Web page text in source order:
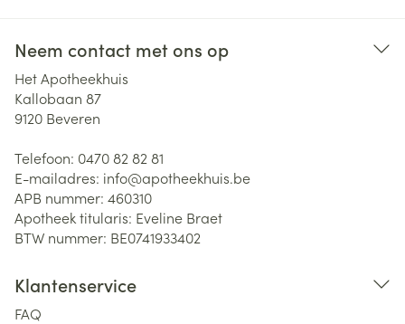
Neem contact met ons op
Het Apotheekhuis
Kallobaan 87
9120 Beveren
Telefoon: 0470 82 82 81
E-mailadres: info@apotheekhuis.be
APB nummer: 460310
Apotheek titularis: Eveline Braet
BTW nummer: BE0741933402
Klantenservice
FAQ